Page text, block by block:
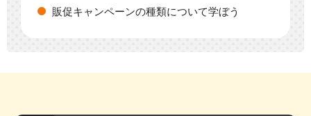
販促キャンペーンの種類について学ぼう